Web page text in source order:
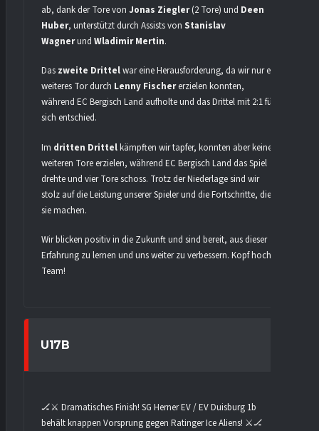
ab, dank der Tore von Jonas Ziegler(2 Tore) und Deen
Huber, unterstützt durch Assists von Stanislav
Wagnerund Wladimir Mertin.
Das zweite Drittelwar eine Herausforderung, da wir nur ein
weiteres Tor durch Lenny Fischererzielen konnten,
während EC Bergisch Land aufholte und das Drittel mit 2:1 für
sich entschied.
Im dritten Drittelkämpften wir tapfer, konnten aber keine
weiteren Tore erzielen, während EC Bergisch Land das Spiel
drehte und vier Tore schoss. Trotz der Niederlage sind wir
stolz auf die Leistung unserer Spieler und die Fortschritte, die
sie machen.
Wir blicken positiv in die Zukunft und sind bereit, aus dieser
Erfahrung zu lernen und uns weiter zu verbessern. Kopf hoch,
Team!
U17B
🏒⚔️ Dramatisches Finish! SG Herner EV / EV Duisburg 1b
behält knappen Vorsprung gegen Ratinger Ice Aliens! ⚔️🏒